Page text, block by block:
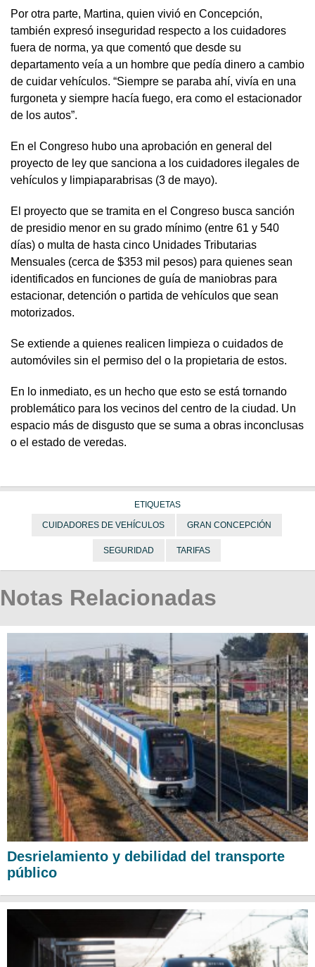
Por otra parte, Martina, quien vivió en Concepción,
también expresó inseguridad respecto a los cuidadores
fuera de norma, ya que comentó que desde su
departamento veía a un hombre que pedía dinero a cambio
de cuidar vehículos. “Siempre se paraba ahí, vivía en una
furgoneta y siempre hacía fuego, era como el estacionador
de los autos”.
En el Congreso hubo una aprobación en general del
proyecto de ley que sanciona a los cuidadores ilegales de
vehículos y limpiaparabrisas (3 de mayo).
El proyecto que se tramita en el Congreso busca sanción
de presidio menor en su grado mínimo (entre 61 y 540
días) o multa de hasta cinco Unidades Tributarias
Mensuales (cerca de $353 mil pesos) para quienes sean
identificados en funciones de guía de maniobras para
estacionar, detención o partida de vehículos que sean
motorizados.
Se extiende a quienes realicen limpieza o cuidados de
automóviles sin el permiso del o la propietaria de estos.
En lo inmediato, es un hecho que esto se está tornando
problemático para los vecinos del centro de la ciudad. Un
espacio más de disgusto que se suma a obras inconclusas
o el estado de veredas.
ETIQUETAS
CUIDADORES DE VEHÍCULOS GRAN CONCEPCIÓN
SEGURIDAD TARIFAS
Notas Relacionadas
Desrielamiento y debilidad del transporte
público